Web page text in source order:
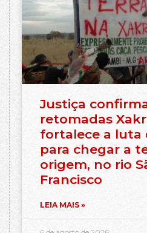
Justiça
retomadas
fortalece a luta
para chegar a
origem, no rio
Francisco
LEIA MAIS »